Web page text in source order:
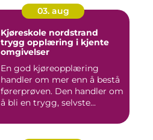
03. aug
Kjøreskole nordstrand
trygg opplæring i kjente
omgivelser
En god kjøreopplæring
handler om mer enn å bestå
førerprøven. Den handler om
å bli en trygg, selvste...